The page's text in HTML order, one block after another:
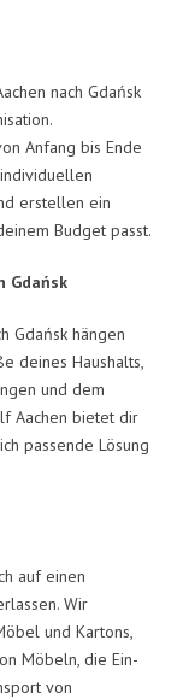
nach Gdańsk
Anfang bis Ende
erstellen ein
Budget passt.
Gdańsk
Gdańsk hängen
deines Haushalts,
und dem
Aachen bietet dir
passende Lösung
auf einen
Wir
und Kartons,
Möbeln, die Ein-
von